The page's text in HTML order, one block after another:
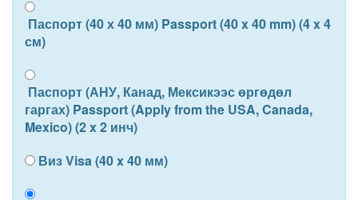
Паспорт (40 х 40 мм) Passport (40 x 40 mm) (4 x 4
см)
Паспорт (АНУ, Канад, Мексикээс өргөдөл
гаргах) Passport (Apply from the USA, Canada,
Mexico) (2 x 2 инч)
Виз Visa (40 x 40 мм)